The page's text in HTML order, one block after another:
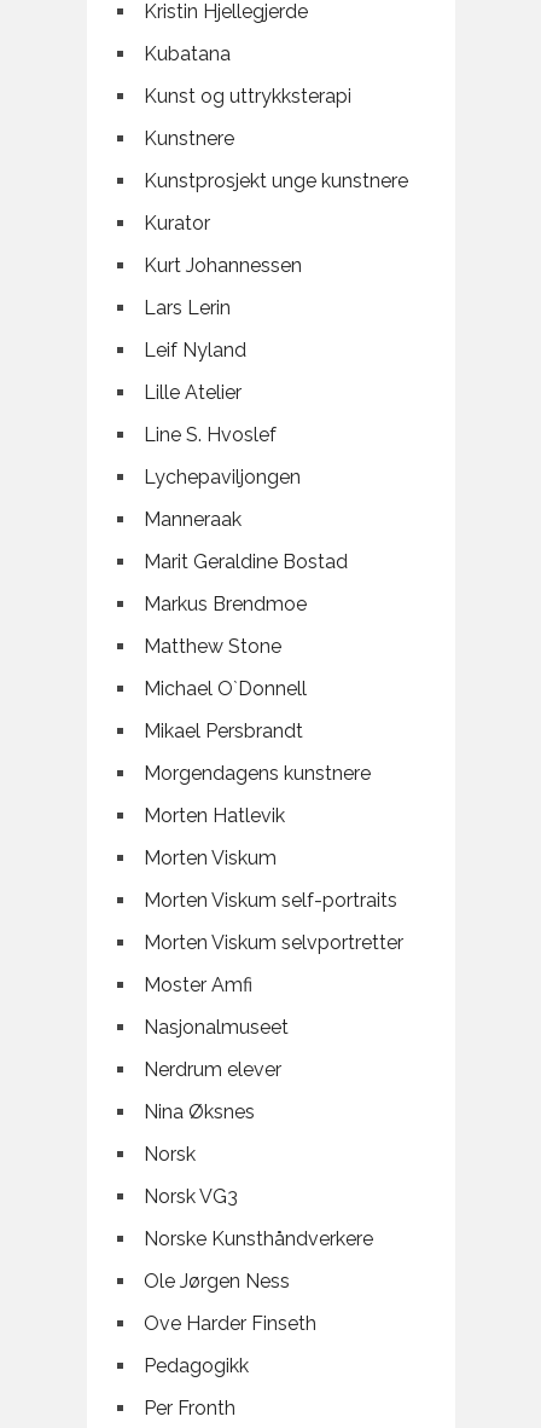
Kristin Hjellegjerde
Kubatana
Kunst og uttrykksterapi
Kunstnere
Kunstprosjekt unge kunstnere
Kurator
Kurt Johannessen
Lars Lerin
Leif Nyland
Lille Atelier
Line S. Hvoslef
Lychepaviljongen
Manneraak
Marit Geraldine Bostad
Markus Brendmoe
Matthew Stone
Michael O`Donnell
Mikael Persbrandt
Morgendagens kunstnere
Morten Hatlevik
Morten Viskum
Morten Viskum self-portraits
Morten Viskum selvportretter
Moster Amfi
Nasjonalmuseet
Nerdrum elever
Nina Øksnes
Norsk
Norsk VG3
Norske Kunsthåndverkere
Ole Jørgen Ness
Ove Harder Finseth
Pedagogikk
Per Fronth